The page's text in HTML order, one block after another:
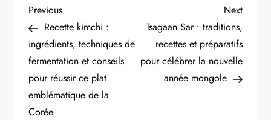
N
a
v
i
Previous
Post
Previous
Recette kimchi :
ingrédients, techniques de
fermentation et conseils
pour réussir ce plat
emblématique de la
Corée
Next
Post
Next
Tsagaan Sar : traditions,
recettes et préparatifs
pour célébrer la nouvelle
année mongole